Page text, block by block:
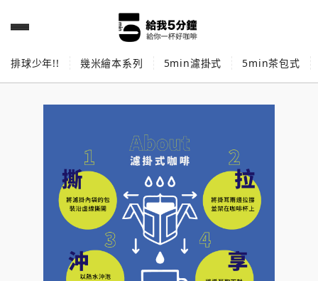
排球少年!! 幾米繪本系列 5min濾掛式 5min茶包式